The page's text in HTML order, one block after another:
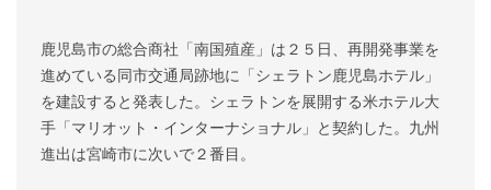
鹿児島市の総合商社「南国殖産」は２５日、再開発事業を
進めている同市交通局跡地に「シェラトン鹿児島ホテル」
を建設すると発表した。シェラトンを展開する米ホテル大
手「マリオット・インターナショナル」と契約した。九州
進出は宮崎市に次いで２番目。